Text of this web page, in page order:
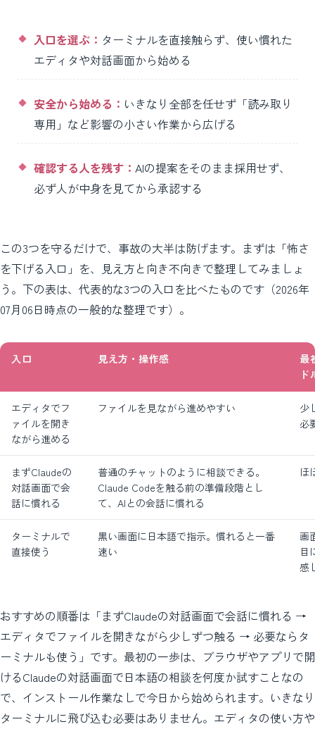
入口を選ぶ： ターミナルを直接触らず、使い慣れた
エディタや対話画面から始める
安全から始める： いきなり全部を任せず「読み取り
専用」など影響の小さい作業から広げる
確認する人を残す： AIの提案をそのまま採用せず、
必ず人が中身を見てから承認する
この3つを守るだけで、事故の大半は防げます。まずは「怖さ
を下げる入口」を、見え方と向き不向きで整理してみましょ
う。下の表は、代表的な3つの入口を比べたものです（2026年
07月06日時点の一般的な整理です）。
入口 見え方・操作感
最
ド
エディタでフ
ァイルを開き
ながら進める
ファイルを見ながら進めやすい
少
必
まずClaudeの
対話画面で会
話に慣れる
普通のチャットのように相談できる。
Claude Codeを触る前の準備段階とし
て、AIとの会話に慣れる
ほ
ターミナルで
直接使う
黒い画面に日本語で指示。慣れると一番
速い
画
目
感
おすすめの順番は「まずClaudeの対話画面で会話に慣れる →
エディタでファイルを開きながら少しずつ触る → 必要ならタ
ーミナルも使う」です。最初の一歩は、ブラウザやアプリで開
けるClaudeの対話画面で日本語の相談を何度か試すことなの
で、インストール作業なしで今日から始められます。いきなり
ターミナルに飛び込む必要はありません。エディタの使い方や